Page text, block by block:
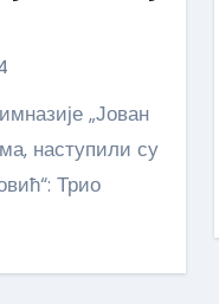
наступили су
Трио